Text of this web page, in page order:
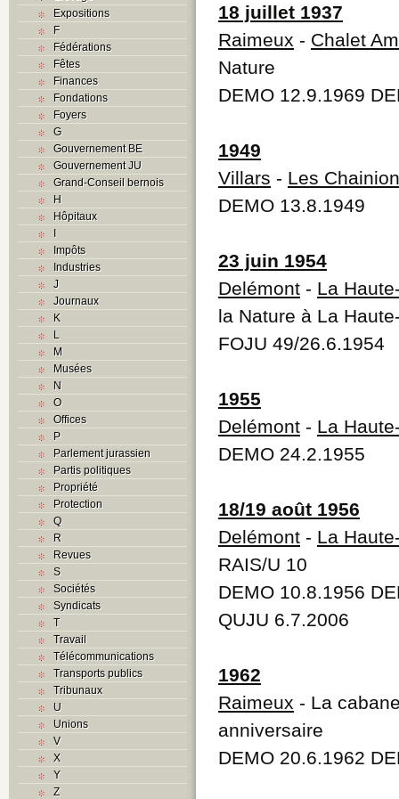
Expositions
F
Fédérations
Fêtes
Finances
Fondations
Foyers
G
Gouvernement BE
Gouvernement JU
Grand-Conseil bernois
H
Hôpitaux
I
Impôts
Industries
J
Journaux
K
L
M
Musées
N
O
Offices
P
Parlement jurassien
Partis politiques
Propriété
Protection
Q
R
Revues
S
Sociétés
Syndicats
T
Travail
Télécommunications
Transports publics
Tribunaux
U
Unions
V
X
Y
Z
18 juillet 1937
Raimeux - Chalet
Nature
DEMO 12.9.1969
1949
Villars - Les
DEMO 13.8.1949
23 juin 1954
Delémont - La
la Nature à La
FOJU 49/26.6.1954
1955
Delémont - La
DEMO 24.2.1955
18/19 août 1956
Delémont - La
RAIS/U 10
DEMO 10.8.1956
QUJU 6.7.2006
1962
Raimeux - La
anniversaire
DEMO 20.6.1962